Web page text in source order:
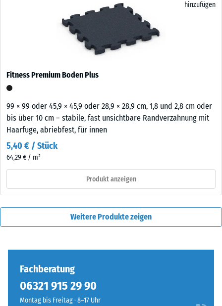
hinzufügen
Fitness Premium Boden Plus
99 × 99 oder 45,9 × 45,9 oder 28,9 × 28,9 cm, 1,8 und 2,8 cm oder
bis über 10 cm – stabile, fast unsichtbare Randverzahnung mit
Haarfuge, abriebfest, für innen
5,40 € / Stück
64,29 € / m²
Produkt anzeigen
Weitere Produkte zeigen
Fachberatung
06321 915 29 90
Montag bis Freitag · 8–17 Uhr